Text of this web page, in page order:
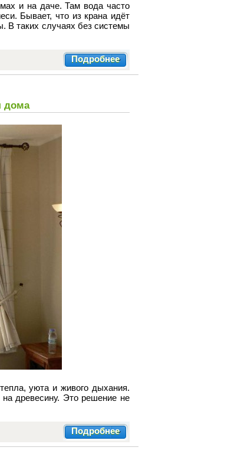
и на даче. Там вода часто
Бывает, что из крана идёт
В таких случаях без системы
Подробнее
дома
уюта и живого дыхания.
древесину. Это решение не
Подробнее